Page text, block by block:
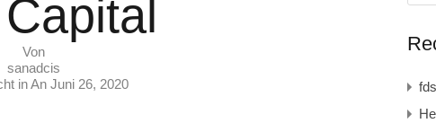
Von
sanadcis
in An Juni 26, 2020